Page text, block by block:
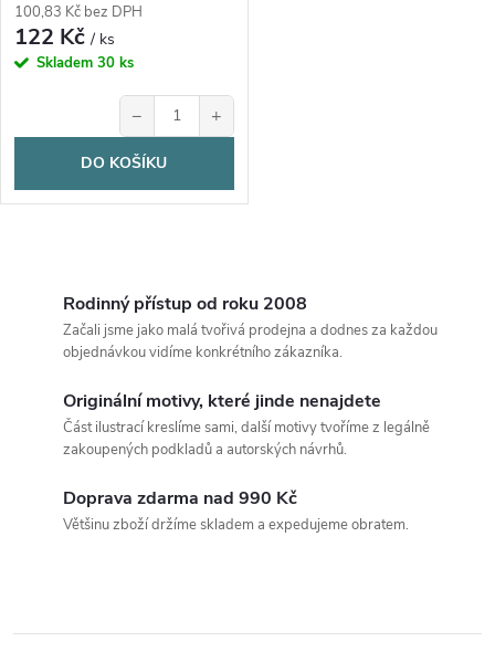
100,83 Kč bez DPH
122 Kč/ ks
Skladem 30 ks
− +
DO KOŠÍKU
p
Rodinný přístup od roku 2008
Začali jsme jako malá tvořivá prodejna a dodnes za každou
objednávkou vidíme konkrétního zákazníka.
Originální motivy, které jinde nenajdete
Část ilustrací kreslíme sami, další motivy tvoříme z legálně
zakoupených podkladů a autorských návrhů.
Doprava zdarma nad 990 Kč
Většinu zboží držíme skladem a expedujeme obratem.